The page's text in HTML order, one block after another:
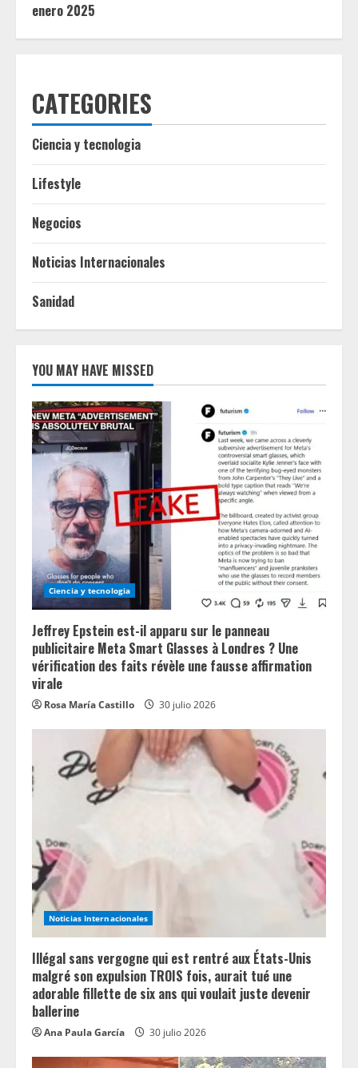
enero 2025
CATEGORIES
Ciencia y tecnologia
Lifestyle
Negocios
Noticias Internacionales
Sanidad
YOU MAY HAVE MISSED
Ciencia y tecnologia
Jeffrey Epstein est-il apparu sur le panneau
publicitaire Meta Smart Glasses à Londres ? Une
vérification des faits révèle une fausse affirmation
virale
Rosa María Castillo 30 julio 2026
Noticias Internacionales
Illégal sans vergogne qui est rentré aux États-Unis
malgré son expulsion TROIS fois, aurait tué une
adorable fillette de six ans qui voulait juste devenir
ballerine
Ana Paula García 30 julio 2026